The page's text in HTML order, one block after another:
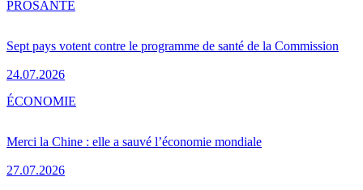
Sept pays votent contre le programme de santé de la Commission
24.07.2026
PROSANTÉ
Merci la Chine : elle a sauvé l’économie mondiale
27.07.2026
ÉCONOMIE